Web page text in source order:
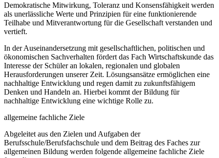
Demokratische Mitwirkung, Toleranz und Konsensfähigkeit werden
als unerlässliche Werte und Prinzipien für eine funktionierende
Teilhabe und Mitverantwortung für die Gesellschaft verstanden und
vertieft.
In der Auseinandersetzung mit gesellschaftlichen, politischen und
ökonomischen Sachverhalten fördert das Fach Wirtschaftskunde das
Interesse der Schüler an lokalen, regionalen und globalen
Herausforderungen unserer Zeit. Lösungsansätze ermöglichen eine
nachhaltige Entwicklung und regen damit zu zukunftsfähigem
Denken und Handeln an. Hierbei kommt der Bildung für
nachhaltige Entwicklung eine wichtige Rolle zu.
allgemeine fachliche Ziele
Abgeleitet aus den Zielen und Aufgaben der
Berufsschule/Berufsfachschule und dem Beitrag des Faches zur
allgemeinen Bildung werden folgende allgemeine fachliche Ziele